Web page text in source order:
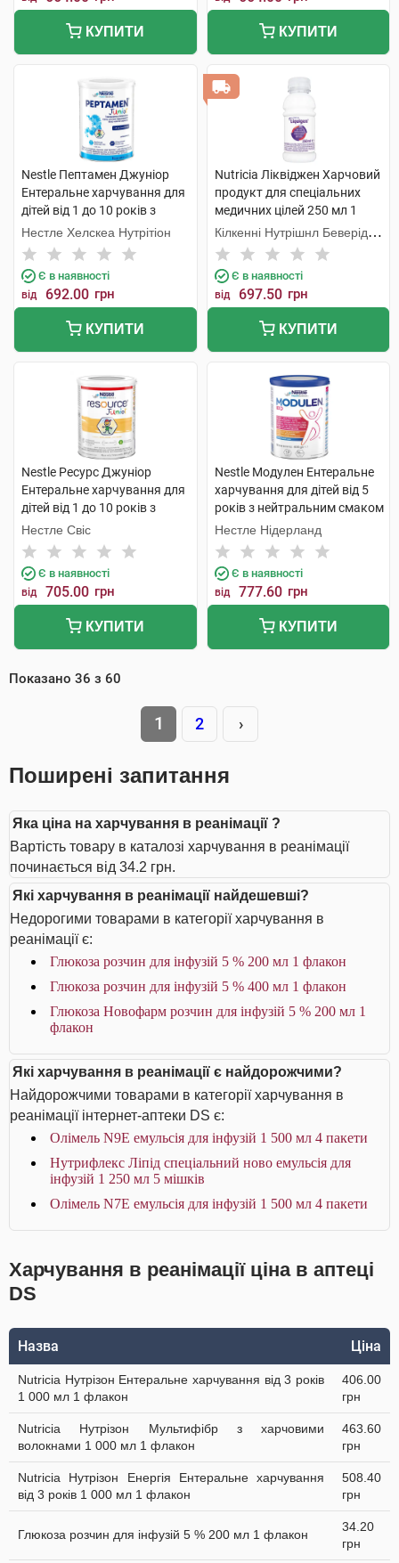
КУПИТИ КУПИТИ
Nestle Пептамен Джуніор
Ентеральне харчування для
дітей від 1 до 10 років з
ароматом ванілі 400 г 1
банка
Нестле Хелскеа Нутрітіон
Є в наявності
від 692.00 грн
КУПИТИ
Nutricia Ліквіджен Харчовий
продукт для спеціальних
медичних цілей 250 мл 1
флакон
Кілкенні Нутрішнл Беверідж
Компані Лтд
Є в наявності
від 697.50 грн
КУПИТИ
Nestle Ресурс Джуніор
Ентеральне харчування для
дітей від 1 до 10 років з
ароматом ванілі 400 г 1
банка
Нестле Свіс
Є в наявності
від 705.00 грн
КУПИТИ
Nestle Модулен Ентеральне
харчування для дітей від 5
років з нейтральним смаком
400 г 1 банка
Нестле Нідерланд
Є в наявності
від 777.60 грн
КУПИТИ
Показано 36 з 60
1 2 ›
Поширені запитання
Яка ціна на харчування в реанімації ?
Вартість товару в каталозі харчування в реанімації
починається від 34.2 грн.
Які харчування в реанімації найдешевші?
Недорогими товарами в категорії харчування в
реанімації є:
Глюкоза розчин для інфузій 5 % 200 мл 1 флакон
Глюкоза розчин для інфузій 5 % 400 мл 1 флакон
Глюкоза Новофарм розчин для інфузій 5 % 200 мл 1
флакон
Які харчування в реанімації є найдорожчими?
Найдорожчими товарами в категорії харчування в
реанімації інтернет-аптеки DS є:
Олімель N9E емульсія для інфузій 1 500 мл 4 пакети
Нутрифлекс Ліпід спеціальний ново емульсія для
інфузій 1 250 мл 5 мішків
Олімель N7E емульсія для інфузій 1 500 мл 4 пакети
Харчування в реанімації ціна в аптеці
DS
Назва Ціна
Nutricia Нутрізон Ентеральне харчування від 3 років
1 000 мл 1 флакон
406.00
грн
Nutricia Нутрізон Мультифібр з харчовими
волокнами 1 000 мл 1 флакон
463.60
грн
Nutricia Нутрізон Енергія Ентеральне харчування
від 3 років 1 000 мл 1 флакон
508.40
грн
Глюкоза розчин для інфузій 5 % 200 мл 1 флакон
34.20
грн